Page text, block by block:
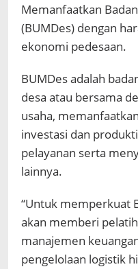
Memanfaatkan
(BUMDes) dengan
ekonomi pedesaan.
BUMDes adalah
desa atau bersama
usaha,
investasi dan
pelayanan serta
lainnya.
“Untuk memperkuat
akan memberi
manajemen
pengelolaan logistik